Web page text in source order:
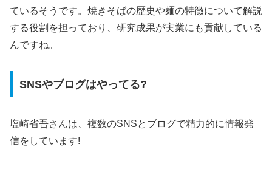
ているそうです。焼きそばの歴史や麺の特徴について解説
する役割を担っており、研究成果が実業にも貢献している
んですね。
SNSやブログはやってる?
塩崎省吾さんは、複数のSNSとブログで精力的に情報発
信をしています!